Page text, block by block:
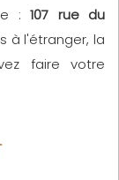
: 107 rue du
à l'étranger, la
faire votre